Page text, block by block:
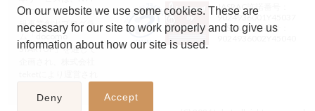
ドコモグループの新
規事業創出プログラ
ム「docomo
STARTUP」を通じて
JASRAC許諾番号：
9024936001Y45037
JASRAC許諾番号：
On our website we use some cookies. These are
necessary for our site to work properly and to give us
information about how our site is used.
Deny Accept